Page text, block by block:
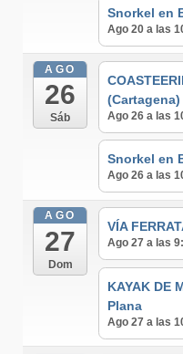
Snorkel en
Ago 20 a las
AGO
26
Sáb
(Cartagena)
Ago 26 a las
Snorkel en
Ago 26 a las
AGO
27
Dom
VÍA
Ago 27 a las
KAYAK DE
Plana
Ago 27 a las